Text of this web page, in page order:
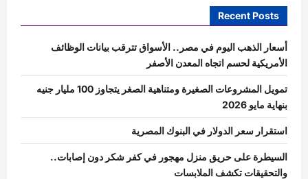
Recent Posts
أسعار الذهب اليوم في مصر.. الأسواق تترقب بيانات الوظائف
الأمريكية لحسم اتجاه المعدن الأصفر
تمويل المشروعات الصغيرة ومتناهية الصغر يتجاوز 100 مليار جنيه
بنهاية مايو 2026
استقرار سعر الدولار في البنوك المصرية
السيطرة على حريق منزل مهجور في كفر شكر دون إصابات..
والتحقيقات تكشف الملابسات